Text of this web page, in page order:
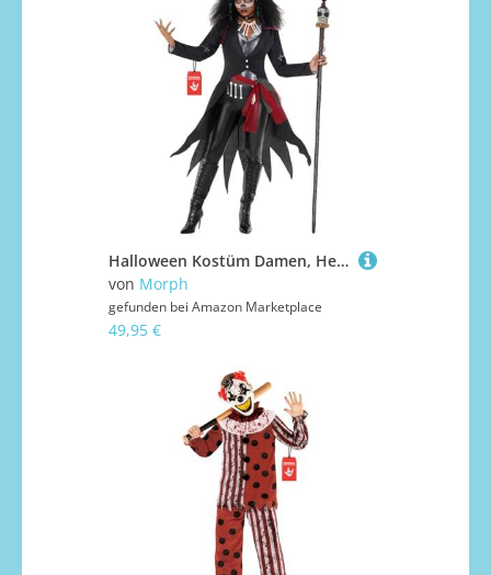
Halloween Kostüm Damen, Hexenkostüm Damen, Halloween Kostüm Damen Voodoo, Kostüm Zauberin Damen, Voodoo Priesterin Kostüm, Damen Halloween Kostüm Hexe, Faschingskostüm Hexe Damen, Damen Hexenkostüm XL
von Morph
gefunden bei Amazon Marketplace
49,95 €